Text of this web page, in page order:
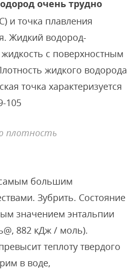
очень трудно
и точка плавления
Жидкий водород-
с поверхностным
жидкого водорода
точка характеризуется
105
плотность
большим
Зубрить. Состояние
значением энтальпии
882 кДж / моль).
теплоту твердого
в воде,